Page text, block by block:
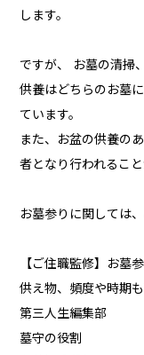
します。
ですが、 お墓の清掃
供養はどちらのお墓
ています。
また、お盆の供養の
者となり行われること
お墓参りに関しては
【ご住職監修】お墓
供え物、頻度や時期
第三人生編集部
墓守の役割